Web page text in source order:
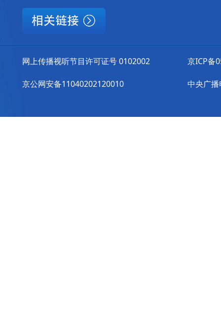
网上传播视听节目许可证号 0102002
京公网安备11040202120010
京ICP备
中央广